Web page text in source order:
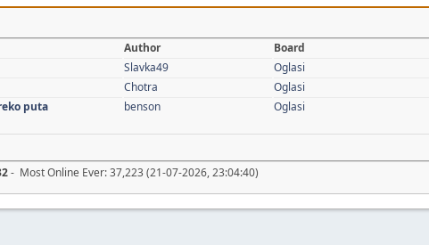
Author Board
Slavka49 Oglasi
Chotra Oglasi
puta
benson Oglasi
- Most Online Ever: 37,223 (21-07-2026, 23:04:40)